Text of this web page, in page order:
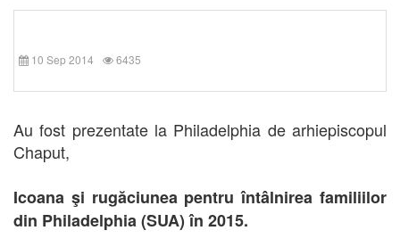
10 Sep 2014 6435
Au fost prezentate la Philadelphia de arhiepiscopul
Chaput,
Icoana şi rugăciunea pentru întâlnirea familiilor
din Philadelphia (SUA) în 2015.